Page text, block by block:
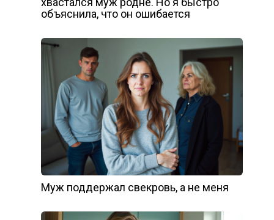
объяснила, что он ошибается
Муж поддержал свекровь, а не меня